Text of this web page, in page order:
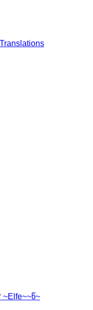
~Elfe~~წ~